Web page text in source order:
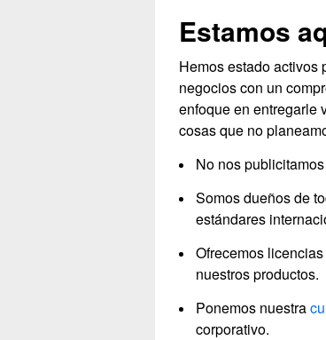
Estamos
Hemos estado activos
negocios con un
enfoque en entregarle
cosas que no
No nos
Somos dueños de
estándares
Ofrecemos
nuestros productos.
Ponemos nuestra
corporativo.